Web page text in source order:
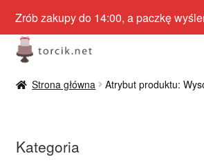
Zrób zakupy do 14:00, a paczkę
Przejdź
do
nawigacji
Przejdź
do
treści
Jadalne
Barwniki spożywcze
Strona główna Atrybut produktu:
Kategoria